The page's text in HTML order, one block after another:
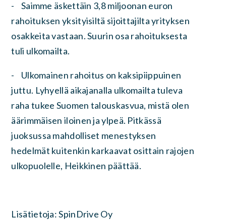
- Saimme äskettäin 3,8 miljoonan euron
rahoituksen yksityisiltä sijoittajilta yrityksen
osakkeita vastaan. Suurin osa rahoituksesta
tuli ulkomailta.
- Ulkomainen rahoitus on kaksipiippuinen
juttu. Lyhyellä aikajanalla ulkomailta tuleva
raha tukee Suomen talouskasvua, mistä olen
äärimmäisen iloinen ja ylpeä. Pitkässä
juoksussa mahdolliset menestyksen
hedelmät kuitenkin karkaavat osittain rajojen
ulkopuolelle, Heikkinen päättää.
Lisätietoja: SpinDrive Oy